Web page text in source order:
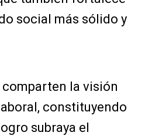
social más sólido y
comparten la visión
constituyendo
subraya el